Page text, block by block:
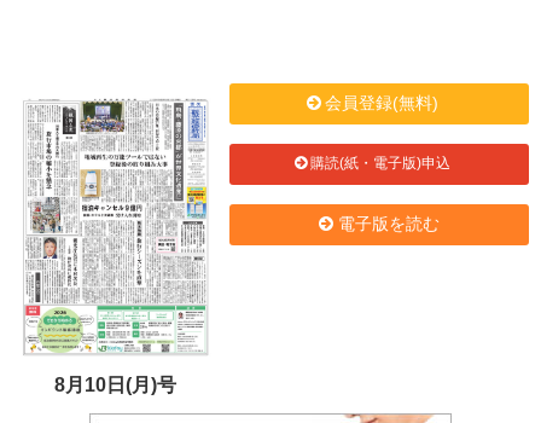
8月10日(月)号
会員登録(無料)
購読(紙・電子版)申込
電子版を読む